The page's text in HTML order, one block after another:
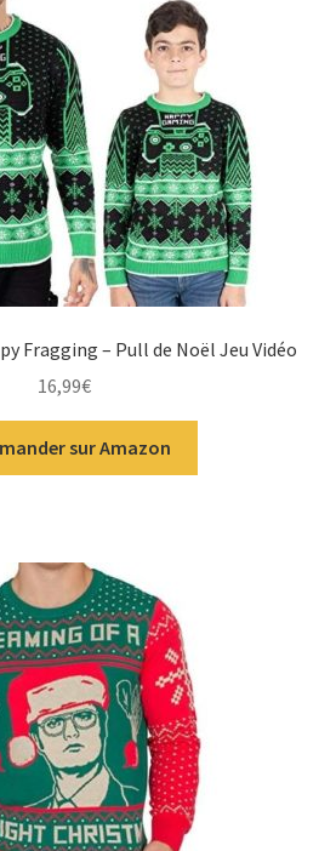
Fragging – Pull de Noël Jeu Vidéo
16,99€
sur Amazon